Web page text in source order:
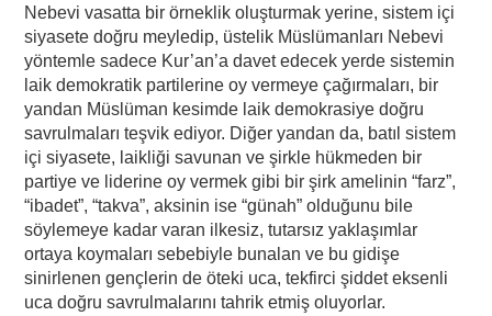
Nebevi vasatta bir örneklik oluşturmak yerine, sistem içi
siyasete doğru meyledip, üstelik Müslümanları Nebevi
yöntemle sadece Kur’an’a davet edecek yerde sistemin
laik demokratik partilerine oy vermeye çağırmaları, bir
yandan Müslüman kesimde laik demokrasiye doğru
savrulmaları teşvik ediyor. Diğer yandan da, batıl sistem
içi siyasete, laikliği savunan ve şirkle hükmeden bir
partiye ve liderine oy vermek gibi bir şirk amelinin “farz”,
“ibadet”, “takva”, aksinin ise “günah” olduğunu bile
söylemeye kadar varan ilkesiz, tutarsız yaklaşımlar
ortaya koymaları sebebiyle bunalan ve bu gidişe
sinirlenen gençlerin de öteki uca, tekfirci şiddet eksenli
uca doğru savrulmalarını tahrik etmiş oluyorlar.